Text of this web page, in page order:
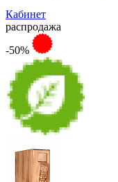
Кабинет
распродажа
-50%